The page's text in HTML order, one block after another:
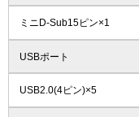
ミニD-Sub15ピン×1
USBポート
USB2.0(4ピン)×5